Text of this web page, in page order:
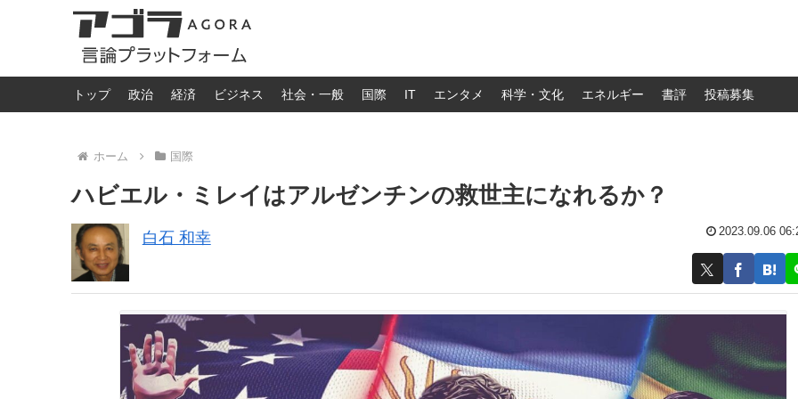
トップ 政治 経済 ビジネス 社会・一般 国際 IT エンタメ 科学・文化 エネルギー 書評 投稿募集
ホーム 国際
ハビエル・ミレイはアルゼンチンの救世主になれるか？
白石 和幸 2023.09.06